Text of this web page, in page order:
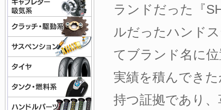
ランドだった『
ルだったハンド
てブランド名に
実績を積んでき
持つ証拠であり